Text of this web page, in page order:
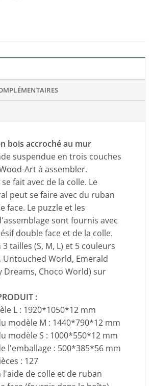
bois accroché au mur
suspendue en trois couches
Art à assembler.
fait avec de la colle. Le
peut se faire avec du ruban
face. Le puzzle et les
sont fournis avec
double face et de la colle.
tailles (S, M, L) et 5 couleurs
Untouched World, Emerald
Dreams, Choco World) sur
:
L : 1920*1050*12 mm
modèle M : 1440*790*12 mm
modèle S : 1000*550*12 mm
l'emballage : 500*385*56 mm
: 127
l'aide de colle et de ruban